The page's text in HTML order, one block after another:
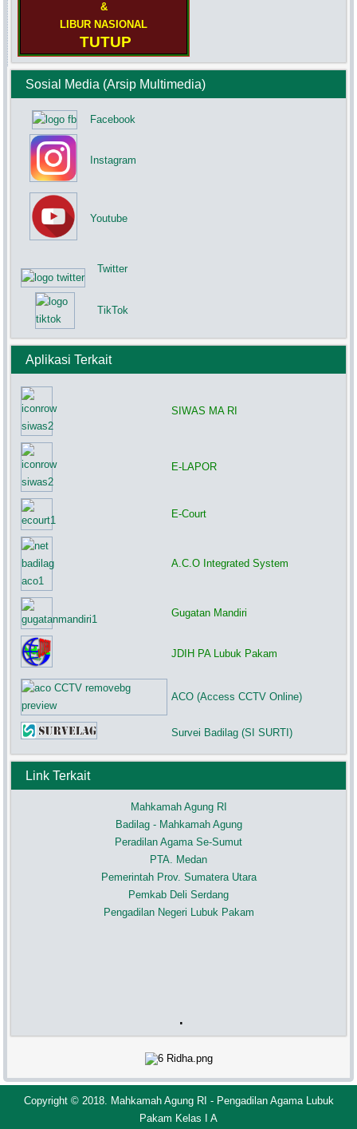
&
LIBUR NASIONAL
TUTUP
Sosial Media (Arsip Multimedia)
Facebook
Instagram
Youtube
Twitter
TikTok
Aplikasi Terkait
SIWAS MA RI
E-LAPOR
E-Court
A.C.O Integrated System
Gugatan Mandiri
JDIH PA Lubuk Pakam
ACO (Access CCTV Online)
Survei Badilag (SI SURTI)
Link Terkait
Mahkamah Agung RI
Badilag - Mahkamah Agung
Peradilan Agama Se-Sumut
PTA. Medan
Pemerintah Prov. Sumatera Utara
Pemkab Deli Serdang
Pengadilan Negeri Lubuk Pakam
.
Copyright © 2018. Mahkamah Agung RI - Pengadilan Agama Lubuk
Pakam Kelas I A